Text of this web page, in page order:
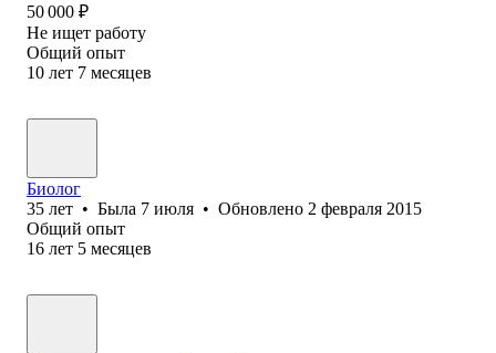
50 000 ₽
Не ищет работу
Общий опыт
10 лет 7 месяцев
Биолог
35 лет • Была 7 июля • Обновлено 2 февраля 2015
Общий опыт
16 лет 5 месяцев